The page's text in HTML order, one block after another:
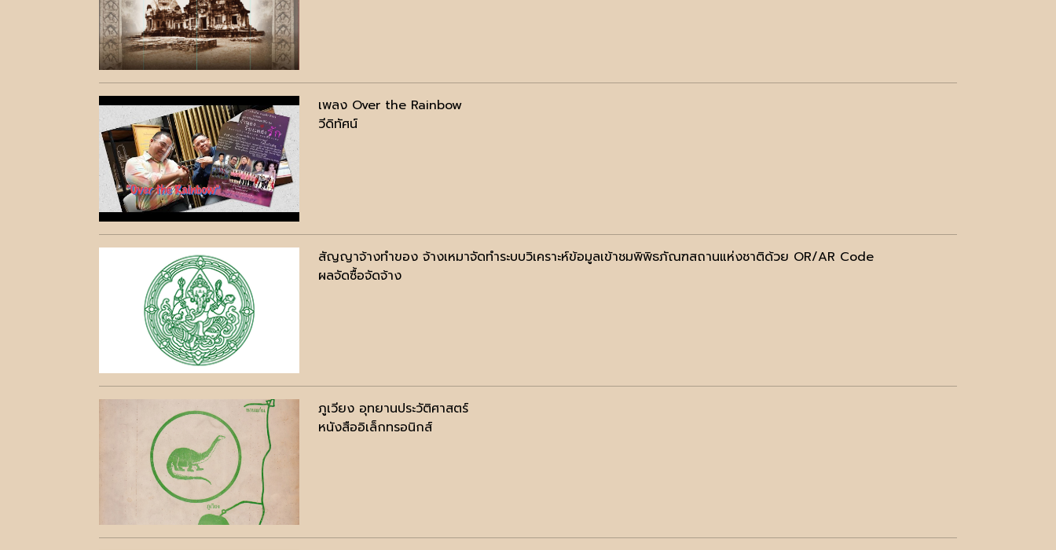
เพลง Over the Rainbow
วีดิทัศน์
สัญญาจ้างทำของ จ้างเหมาจัดทำระบบวิเคราะห์ข้อมูลเข้าชมพิพิธภัณฑสถานแห่งชาติด้วย OR/AR Code
ผลจัดซื้อจัดจ้าง
ภูเวียง อุทยานประวัติศาสตร์
หนังสืออิเล็กทรอนิกส์